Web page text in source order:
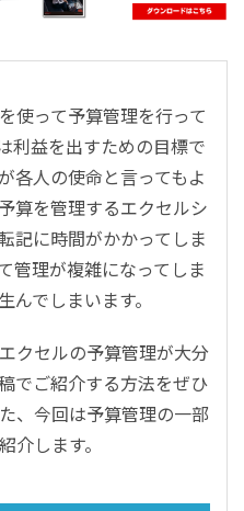
ドコンピューティング
使って予算管理を行って
利益を出すための目標で
各人の使命と言ってもよ
算を管理するエクセルシ
記に時間がかかってしま
管理が複雑になってしま
んでしまいます。
クセルの予算管理が大分
でご紹介する方法をぜひ
、今回は予算管理の一部
介します。